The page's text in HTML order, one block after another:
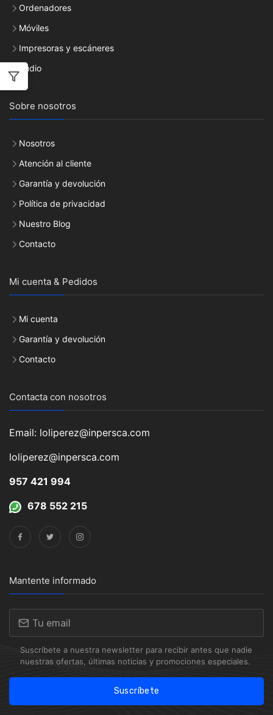
Ordenadores
Móviles
Impresoras y escáneres
Audio
Sobre nosotros
Nosotros
Atención al cliente
Garantía y devolución
Política de privacidad
Nuestro Blog
Contacto
Mi cuenta & Pedidos
Mi cuenta
Garantía y devolución
Contacto
Contacta con nosotros
Email: loliperez@inpersca.com
loliperez@inpersca.com
957 421 994
678 552 215
Mantente informado
Suscríbete a nuestra newsletter para recibir antes que nadie
nuestras ofertas, últimas noticias y promociones especiales.
Suscríbete